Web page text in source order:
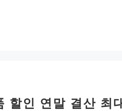
할인 연말 결산 최